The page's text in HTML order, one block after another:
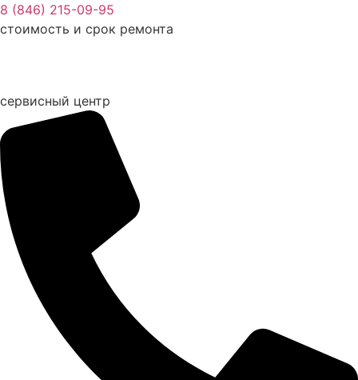
Перейти
к
8 (846) 215-09-95
стоимость и срок ремонта
сервисный центр